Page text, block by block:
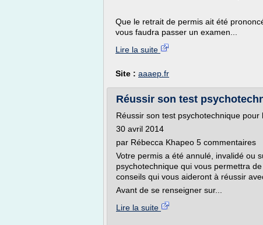
Que le retrait de permis ait été
vous faudra passer un examen...
Lire la suite
Site : aaaep.fr
Réussir son test
Réussir son test psychotechnique
30 avril 2014
par Rébecca Khapeo 5 commentaires
Votre permis a été annulé, invalidé ou
psychotechnique qui vous permettra
conseils qui vous aideront à réussir
Avant de se renseigner sur...
Lire la suite